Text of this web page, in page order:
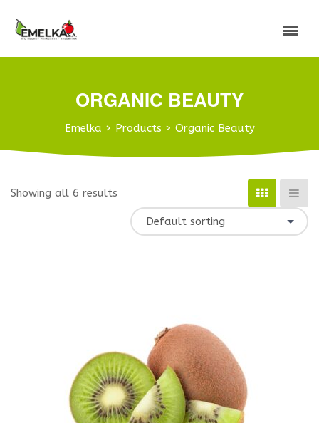
ORGANIC BEAUTY
Emelka > Products > Organic Beauty
Showing all 6 results
Default sorting